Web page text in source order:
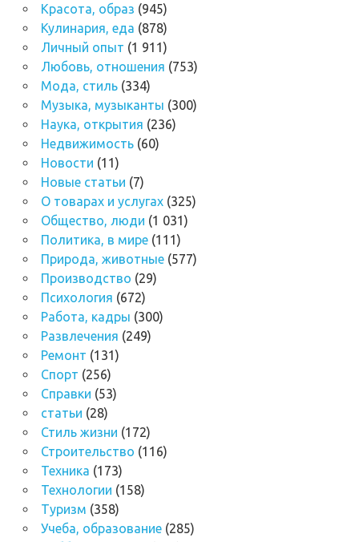
Красота, образ (945)
Кулинария, еда (878)
Личный опыт (1 911)
Любовь, отношения (753)
Мода, стиль(334)
Музыка, музыканты (300)
Наука, открытия (236)
Недвижимость(60)
Новости (11)
Новые статьи (7)
О товарах и услугах(325)
Общество, люди (1 031)
Политика, в мире(111)
Природа, животные(577)
Производство (29)
Психология (672)
Работа, кадры (300)
Развлечения (249)
Ремонт (131)
Спорт (256)
Справки (53)
статьи (28)
Стиль жизни (172)
Строительство (116)
Техника (173)
Технологии (158)
Туризм (358)
Учеба, образование(285)